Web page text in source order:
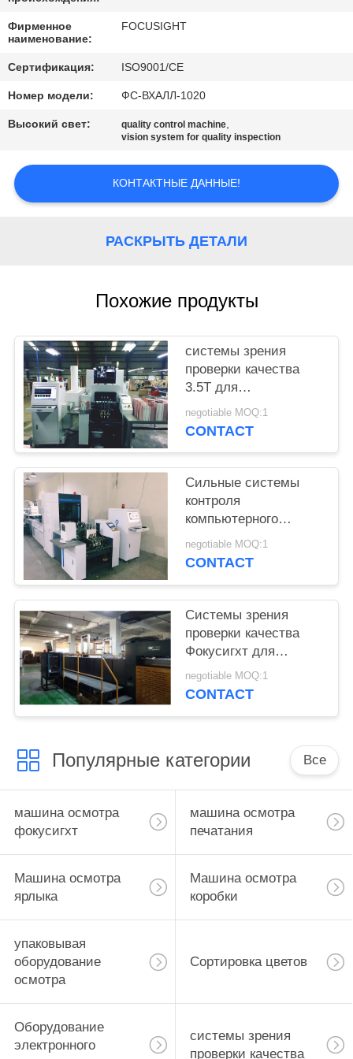
КАЧЕСТВА
МЫ
НОВОСТИ
СПРОСИТЕ
ЦИТАТУ
PRIVACY
POLICY
Фирменное
наименование:
FOCUSIGHT
Сертификация: ISO9001/CE
Номер модели: ФС-ВХАЛЛ-1020
Высокий свет: quality control machine,
vision system for quality inspection
КОНТАКТНЫЕ ДАННЫЕ!
РАСКРЫТЬ ДЕТАЛИ
Похожие продукты
системы зрения
проверки качества
3.5Т для
напечатанного сухим
молоком осмотра
negotiable MOQ:1
CONTACT
Сильные системы
контроля
компьютерного
зрения для обруча/
зажима вводят
negotiable MOQ:1
CONTACT
Системы зрения
проверки качества
Фокусигхт для
осмотра коробок
большой
negotiable MOQ:1
CONTACT
Популярные категории Все
машина осмотра
фокусигхт
машина осмотра
печатания
Машина осмотра
ярлыка
Машина осмотра
коробки
упаковывая
оборудование
осмотра
Сортировка цветов
Оборудование
электронного
системы зрения
проверки качества